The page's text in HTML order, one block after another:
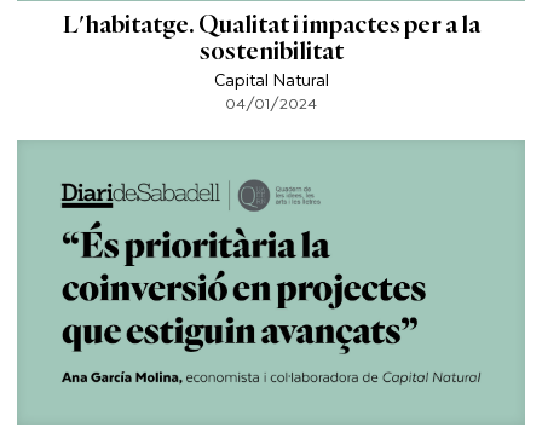
L'habitatge. Qualitat i impactes per a la
sostenibilitat
Capital Natural
04/01/2024